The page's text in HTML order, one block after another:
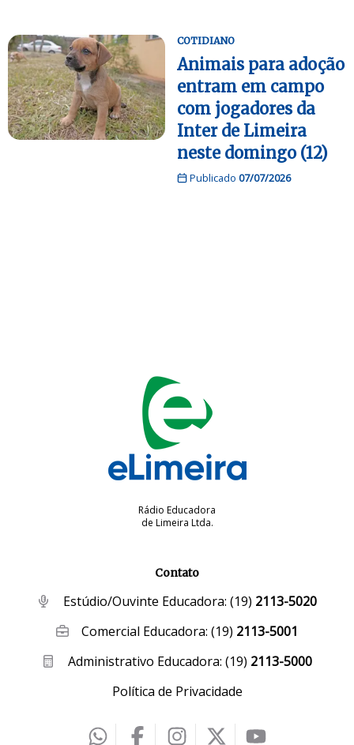
COTIDIANO
Animais para adoção
entram em campo
com jogadores da
Inter de Limeira
neste domingo (12)
Publicado 07/07/2026
Rádio Educadora
de Limeira Ltda.
Contato
Estúdio/Ouvinte Educadora: (19) 2113-5020
Comercial Educadora:(19) 2113-5001
Administrativo Educadora: (19) 2113-5000
Política de Privacidade